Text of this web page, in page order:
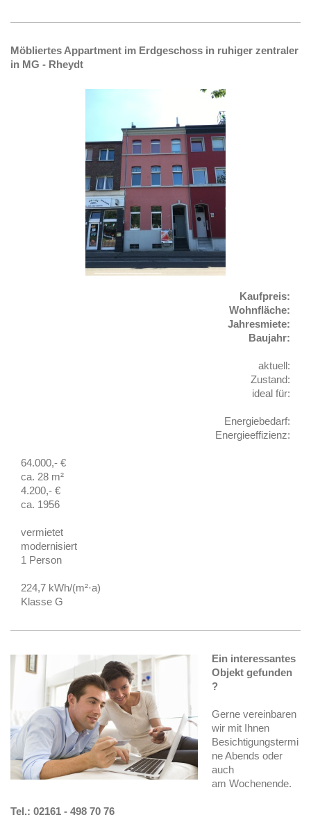
Möbliertes Appartment im Erdgeschoss in ruhiger zentraler
in MG - Rheydt
Kaufpreis:
Wohnfläche:
Jahresmiete:
Baujahr:
aktuell:
Zustand:
ideal für:
Energiebedarf:
Energieeffizienz:
64.000,- €
ca. 28 m²
4.200,- €
ca. 1956
vermietet
modernisiert
1 Person
224,7 kWh/(m²·a)
Klasse G
Ein interessantes
Objekt gefunden
?
Gerne vereinbaren
wir mit Ihnen
Besichtigungstermi
ne Abends oder
auch
am Wochenende.
Tel.: 02161 - 498 70 76